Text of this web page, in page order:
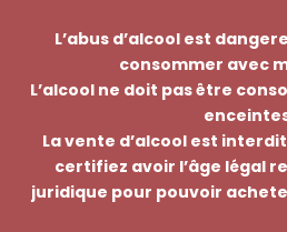
L’abus d’alcool est
consommer avec
L’alcool ne doit pas être
La vente d’alcool est
certifiez avoir l’âge légal
juridique pour pouvoir